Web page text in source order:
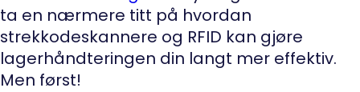
ta en nærmere titt på hvordan
strekkodeskannere og RFID kan gjøre
lagerhåndteringen din langt mer effektiv.
Men først!